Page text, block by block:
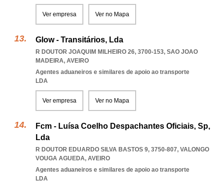
Ver empresa Ver no Mapa
Glow - Transitários, Lda
R DOUTOR JOAQUIM MILHEIRO 26, 3700-153, SAO JOAO
MADEIRA, AVEIRO
Agentes aduaneiros e similares de apoio ao transporte
LDA
Ver empresa Ver no Mapa
Fcm - Luísa Coelho Despachantes Oficiais, Sp,
Lda
R DOUTOR EDUARDO SILVA BASTOS 9, 3750-807, VALONGO
VOUGA AGUEDA, AVEIRO
Agentes aduaneiros e similares de apoio ao transporte
LDA